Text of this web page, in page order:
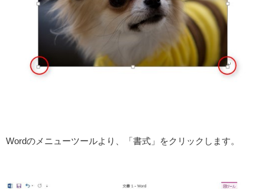
Wordのメニューツールより、「書式」をクリックします。